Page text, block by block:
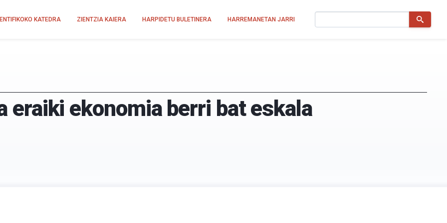
KATEDRA ZIENTZIA KAIERA HARPIDETU BULETINERA HARREMANETAN JARRI
eraiki ekonomia berri bat eskala